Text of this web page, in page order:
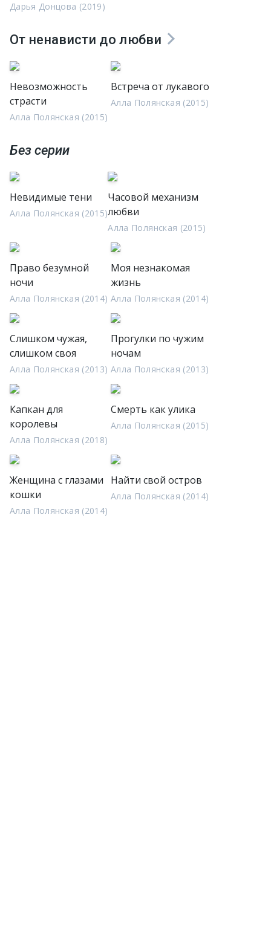
Дарья Донцова (2019)
От ненависти до любви
Невозможность
страсти
Алла Полянская (2015)
Встреча от лукавого
Алла Полянская (2015)
Без серии
Невидимые тени
Алла Полянская (2015)
Часовой механизм
любви
Алла Полянская (2015)
Право безумной
ночи
Алла Полянская (2014)
Моя незнакомая
жизнь
Алла Полянская (2014)
Слишком чужая,
слишком своя
Алла Полянская (2013)
Прогулки по чужим
ночам
Алла Полянская (2013)
Капкан для
королевы
Алла Полянская (2018)
Смерть как улика
Алла Полянская (2015)
Женщина с глазами
кошки
Алла Полянская (2014)
Найти свой остров
Алла Полянская (2014)